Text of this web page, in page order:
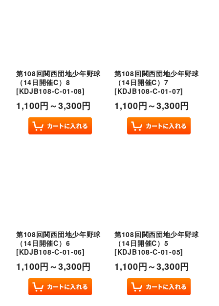
第108回関西団地少年野球
（14日開催C）8
[KDJB108-C-01-08]
1,100円～3,300円
第108回関西団地少年野球
（14日開催C）7
[KDJB108-C-01-07]
1,100円～3,300円
第108回関西団地少年野球
（14日開催C）6
[KDJB108-C-01-06]
1,100円～3,300円
第108回関西団地少年野球
（14日開催C）5
[KDJB108-C-01-05]
1,100円～3,300円